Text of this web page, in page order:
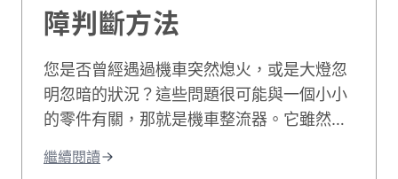
障判斷方法
您是否曾經遇過機車突然熄火，或是大燈忽
明忽暗的狀況？這些問題很可能與一個小小
的零件有關，那就是機車整流器。它雖然體
者。機車常說的整流器，多數其實是整流／
繼續閱讀